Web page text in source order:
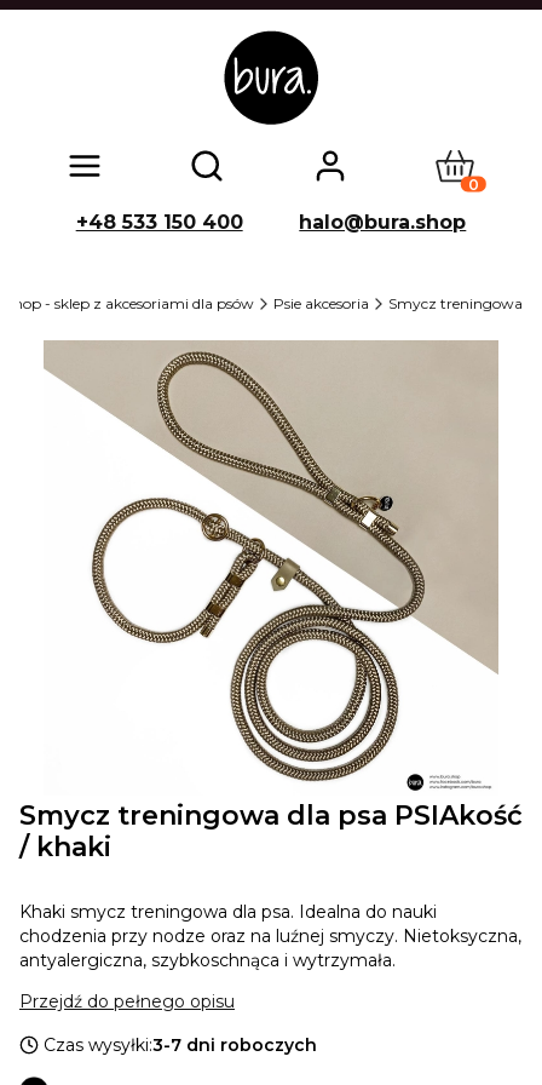
Otwórz wyszukiwarkę Produkty
+48 533 150 400 halo@bura.shop
shop - sklep z akcesoriami dla psów Psie akcesoria Smycz treningowa
Smycz treningowa dla psa PSIAkość
/ khaki
Khaki smycz treningowa dla psa. Idealna do nauki
chodzenia przy nodze oraz na luźnej smyczy. Nietoksyczna,
antyalergiczna, szybkoschnąca i wytrzymała.
Przejdź do pełnego opisu
Czas wysyłki:3-7 dni roboczych